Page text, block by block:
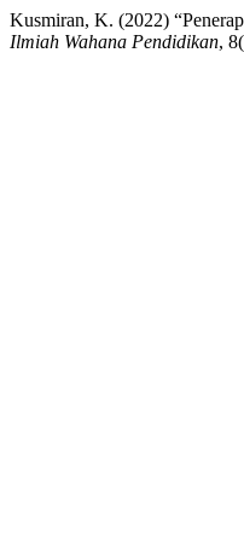
Kusmiran, K. (2022)
Ilmiah Wahana Pendidikan,